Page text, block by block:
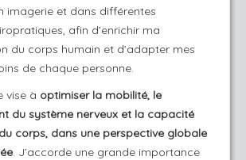
imagerie et dans différentes
afin d’enrichir ma
du corps humain et d’adapter mes
de chaque personne.
vise à optimiser la mobilité, le
du système nerveux et la capacité
corps, dans une perspective globale
. J’accorde une grande importance